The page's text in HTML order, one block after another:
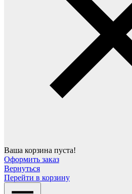
Ваша корзина пуста!
Оформить заказ
Вернуться
Перейти в корзину